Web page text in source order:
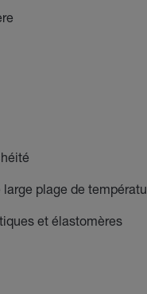
plage de
et élastomères